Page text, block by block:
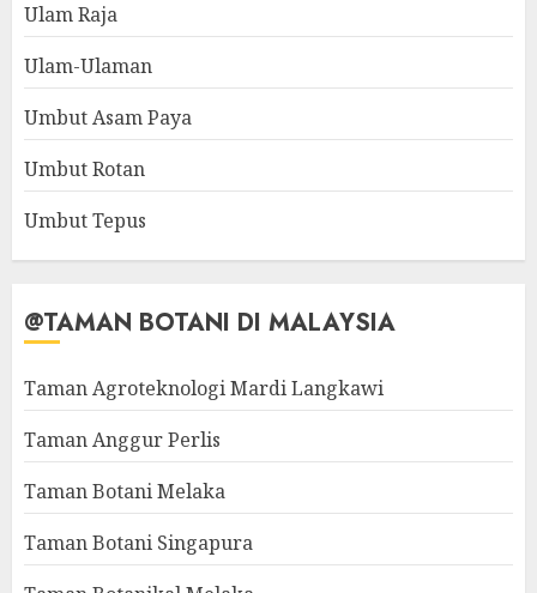
Ulam Raja
Ulam-Ulaman
Umbut Asam Paya
Umbut Rotan
Umbut Tepus
@TAMAN BOTANI DI MALAYSIA
Taman Agroteknologi Mardi Langkawi
Taman Anggur Perlis
Taman Botani Melaka
Taman Botani Singapura